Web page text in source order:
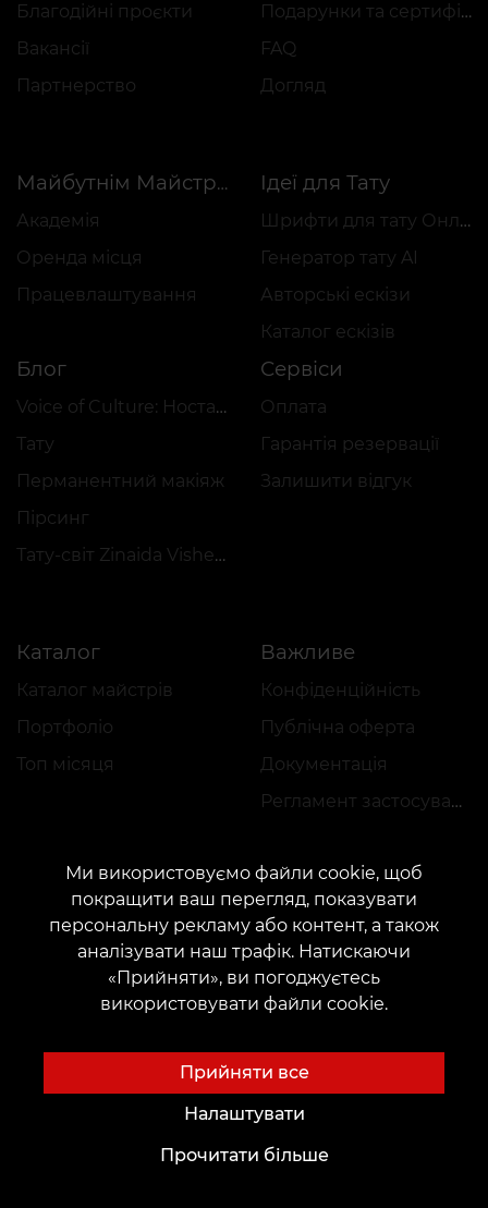
Благодійні проєкти
Вакансії
Партнерство
Подарунки та сертифікати
FAQ
Догляд
Майбутнім Майстрам
Академія
Оренда місця
Працевлаштування
Ідеї для Тату
Шрифти для тату Онлайн
Генератор тату AI
Авторські ескізи
Каталог ескізів
Блог
Voice of Culture: Ностальгія за 2000-ми
Тату
Перманентний макіяж
Пірсинг
Тату-світ Zinaida Vishenka
Сервіси
Оплата
Гарантія резервації
Залишити відгук
Каталог
Каталог майстрів
Портфоліо
Топ місяця
Важливе
Конфіденційність
Публічна оферта
Документація
Регламент застосування акцій
КОНТАКТИ
Зв'яжіться з нами:customers@vean-tattoo.com
Співпраця: marketing.veantattoo@gmail.com
Скарги та пропозиції:complaints@vean-tattoo.com
Сайт розроблений і обслуговується VEAN
Ми використовуємо файли cookie, щоб
покращити ваш перегляд, показувати
персональну рекламу або контент, а також
аналізувати наш трафік. Натискаючи
«Прийняти», ви погоджуєтесь
використовувати файли cookie.
Прийняти все
Налаштувати
Прочитати більше